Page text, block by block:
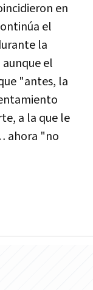
en
el
la
aunque el
"antes, la
a la que le
ahora "no